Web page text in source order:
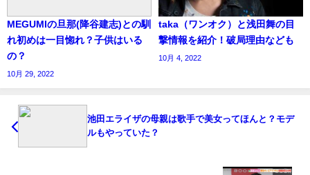
MEGUMIの旦那(降谷建志)との馴
れ初めは一目惚れ？子供はいる
の？
10月 29, 2022
taka（ワンオク）と浅田舞の目
撃情報を紹介！破局理由なども
10月 4, 2022
池田エライザの母親は歌手で美女ってほんと？モデ
ルもやっていた？